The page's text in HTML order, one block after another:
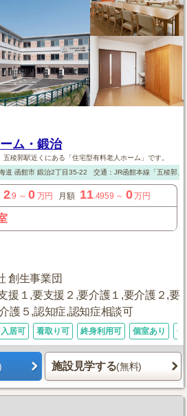
ム・鍛治
稜郭駅近くにある「住宅型有料老人ホーム」です。
道 函館市鍛治2丁目35-22 交通：JR函館本線「五稜郭
2.9 ～0 万円 月額 11.4959 ～ 0万円
創生事業団
援１,要支援２,要介護１,要介護２,要
護５,認知症,認知症相談可
入居可 看取り可 終身利用可 個室あり 体
施設見学する(無料)